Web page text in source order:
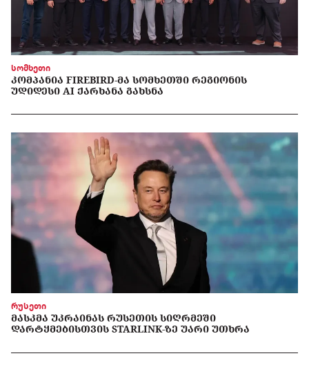
სომხეთი
ᲙᲝᲛᲞᲐᲜᲘᲐ FIREBIRD-ᲛᲐ ᲡᲝᲛᲮᲔᲗᲨᲘ ᲠᲔᲒᲘᲝᲜᲘᲡ
ᲣᲓᲘᲓᲔᲡᲘ AI ᲥᲐᲠᲮᲐᲜᲐ ᲒᲐᲮᲡᲜᲐ
რუსეთი
ᲛᲐᲡᲙᲛᲐ ᲣᲙᲠᲐᲘᲜᲐᲡ ᲠᲣᲡᲔᲗᲘᲡ ᲡᲘᲦᲠᲛᲔᲨᲘ
ᲓᲐᲠᲢᲧᲛᲔᲑᲘᲡᲗᲕᲘᲡ STARLINK-ᲖᲔ ᲣᲐᲠᲘ ᲣᲗᲮᲠᲐ